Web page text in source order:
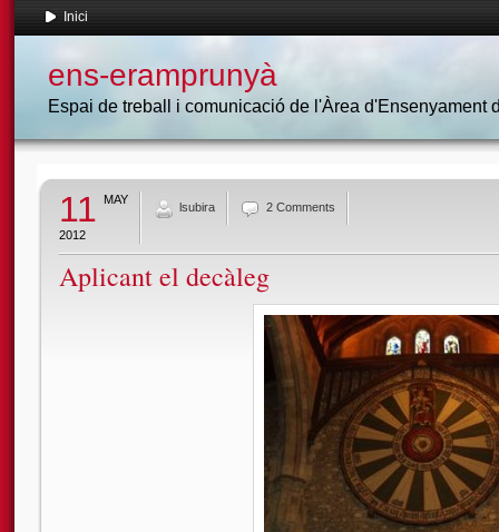
Inici
ens-eramprunyà
Espai de treball i comunicació de l'Àrea d'Ensenyament
11 MAY
2012
lsubira 2 Comments
Aplicant el decàleg